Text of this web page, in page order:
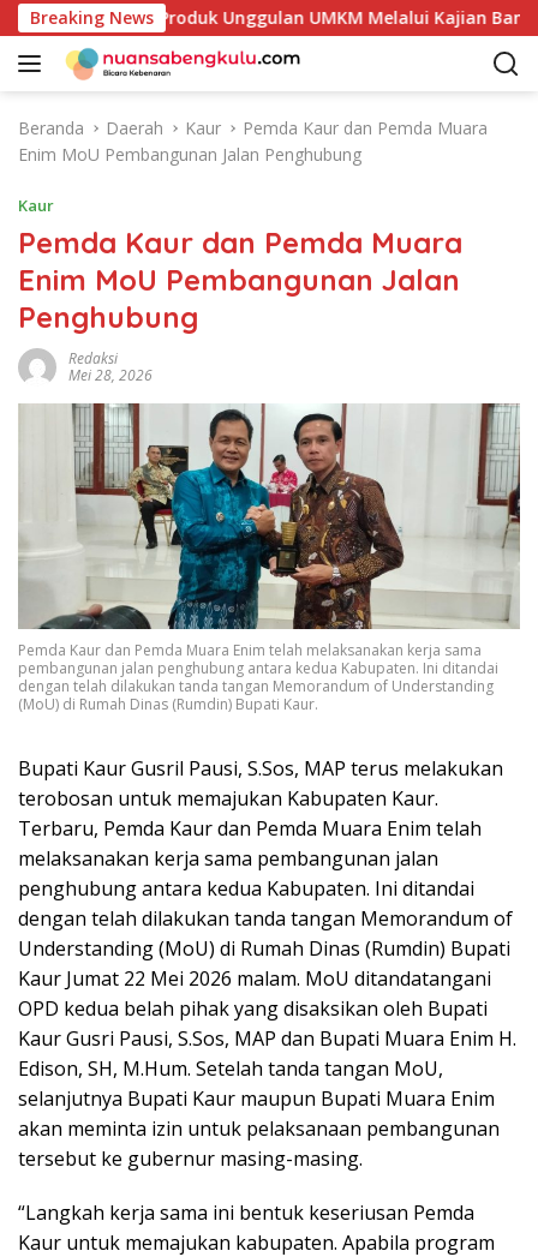
a
Breaking News
Potensi Produk Unggulan UMKM Melalui Kajian Bank
Beranda Daerah Kaur
Pemda Kaur dan Pemda Muara
Enim MoU Pembangunan Jalan Penghubung
Kaur
Pemda Kaur dan Pemda Muara
Enim MoU Pembangunan Jalan
Penghubung
Redaksi
Mei 28, 2026
Pemda Kaur dan Pemda Muara Enim telah melaksanakan kerja sama
pembangunan jalan penghubung antara kedua Kabupaten. Ini ditandai
dengan telah dilakukan tanda tangan Memorandum of Understanding
(MoU) di Rumah Dinas (Rumdin) Bupati Kaur.
Bupati Kaur Gusril Pausi, S.Sos, MAP terus melakukan
terobosan untuk memajukan Kabupaten Kaur.
Terbaru, Pemda Kaur dan Pemda Muara Enim telah
melaksanakan kerja sama pembangunan jalan
penghubung antara kedua Kabupaten. Ini ditandai
dengan telah dilakukan tanda tangan Memorandum of
Understanding (MoU) di Rumah Dinas (Rumdin) Bupati
Kaur Jumat 22 Mei 2026 malam. MoU ditandatangani
OPD kedua belah pihak yang disaksikan oleh Bupati
Kaur Gusri Pausi, S.Sos, MAP dan Bupati Muara Enim H.
Edison, SH, M.Hum. Setelah tanda tangan MoU,
selanjutnya Bupati Kaur maupun Bupati Muara Enim
akan meminta izin untuk pelaksanaan pembangunan
tersebut ke gubernur masing-masing.
“Langkah kerja sama ini bentuk keseriusan Pemda
Kaur untuk memajukan kabupaten. Apabila program